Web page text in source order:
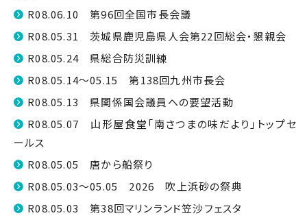
R08.06.10 第96回全国市長会議
R08.05.31 茨城県鹿児島県人会第22回総会・懇親会
R08.05.24 県総合防災訓練
R08.05.14～05.15 第138回九州市長会
R08.05.13 県関係国会議員への要望活動
R08.05.07 山形屋食堂「南さつまの味だより」トップセ
ールス
R08.05.05 唐から船祭り
R08.05.03～05.05 2026 吹上浜砂の祭典
R08.05.03 第38回マリンランド笠沙フェスタ